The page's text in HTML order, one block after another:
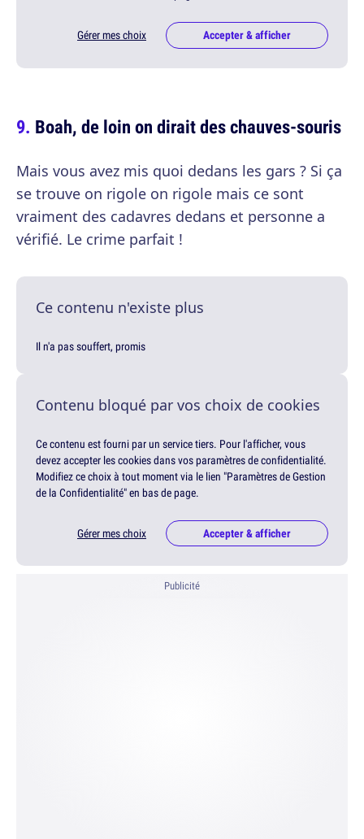
Gérer mes choix Accepter & afficher
Boah, de loin on dirait des chauves-souris
Mais vous avez mis quoi dedans les gars ? Si ça
se trouve on rigole on rigole mais ce sont
vraiment des cadavres dedans et personne a
vérifié. Le crime parfait !
Ce contenu n'existe plus
Il n'a pas souffert, promis
Contenu bloqué par vos choix de cookies
Ce contenu est fourni par un service tiers. Pour l'afficher, vous
devez accepter les cookies dans vos paramètres de confidentialité.
Modifiez ce choix à tout moment via le lien "Paramètres de Gestion
de la Confidentialité" en bas de page.
Gérer mes choix Accepter & afficher
Publicité